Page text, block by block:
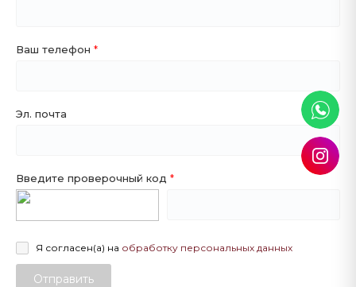
Ваш телефон
Эл. почта
Введите проверочный код
Я согласен(а) на обработку персональных данных
Отправить